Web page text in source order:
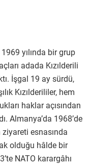
1969 yılında bir grup
adada Kızılderili
İşgal 19 ay sürdü,
Kızılderililer, hem
haklar açısından
Almanya’da 1968’de
ziyareti esnasında
olduğu hâlde bir
NATO karargâhı